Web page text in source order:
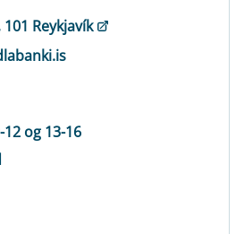
Reykjavík
og 13-16